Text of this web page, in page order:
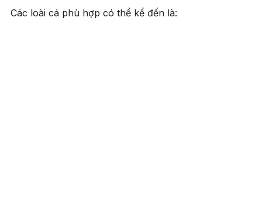
Các loài cá phù hợp có thể kể đến là: